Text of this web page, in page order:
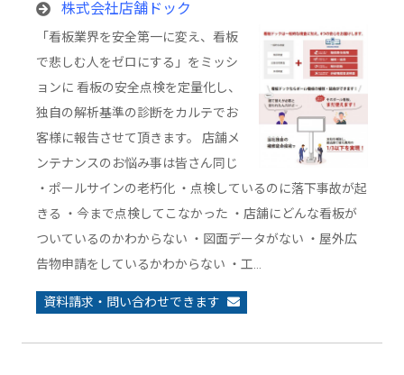
株式会社店舗ドック
「看板業界を安全第一に変え、看板
で悲しむ人をゼロにする」をミッシ
ョンに 看板の安全点検を定量化し、
独自の解析基準の診断をカルテでお
客様に報告させて頂きます。 店舗メ
ンテナンスのお悩み事は皆さん同じ
・ポールサインの老朽化 ・点検しているのに落下事故が起
きる ・今まで点検してこなかった ・店舗にどんな看板が
ついているのかわからない ・図面データがない ・屋外広
告物申請をしているかわからない ・工…
資料請求・問い合わせできます